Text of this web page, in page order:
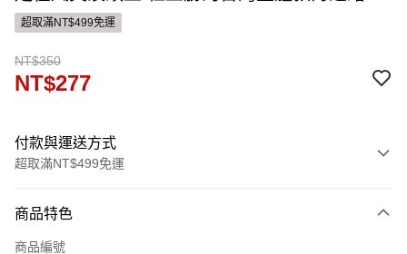
超取滿NT$499免運
NT$350
NT$277
付款與運送方式
超取滿NT$499免運
信用卡一次付款
商品特色
商品編號